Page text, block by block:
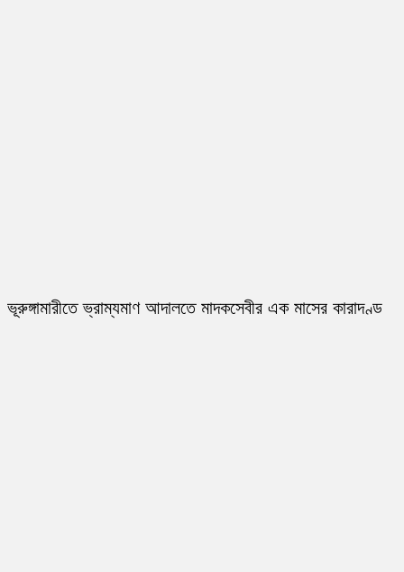
ভূরুঙ্গামারীতে ভ্রাম্যমাণ আদালতে মাদকসেবীর এক মাসের কারাদণ্ড